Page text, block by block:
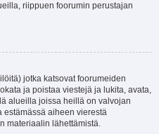
riippuen foorumin perustajan
jotka katsovat foorumeiden
ja poistaa viestejä ja lukita, avata,
alueilla joissa heillä on valvojan
estämässä aiheen vierestä
materiaalin lähettämistä.